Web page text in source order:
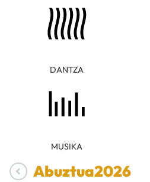
DANTZA
MUSIKA
Abuztua2026